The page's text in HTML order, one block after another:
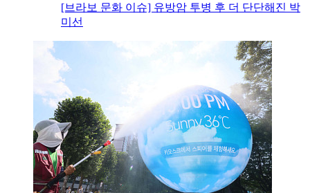
[브라보 문화 이슈] 유방암 투병 후 더 단단해진 박
미선